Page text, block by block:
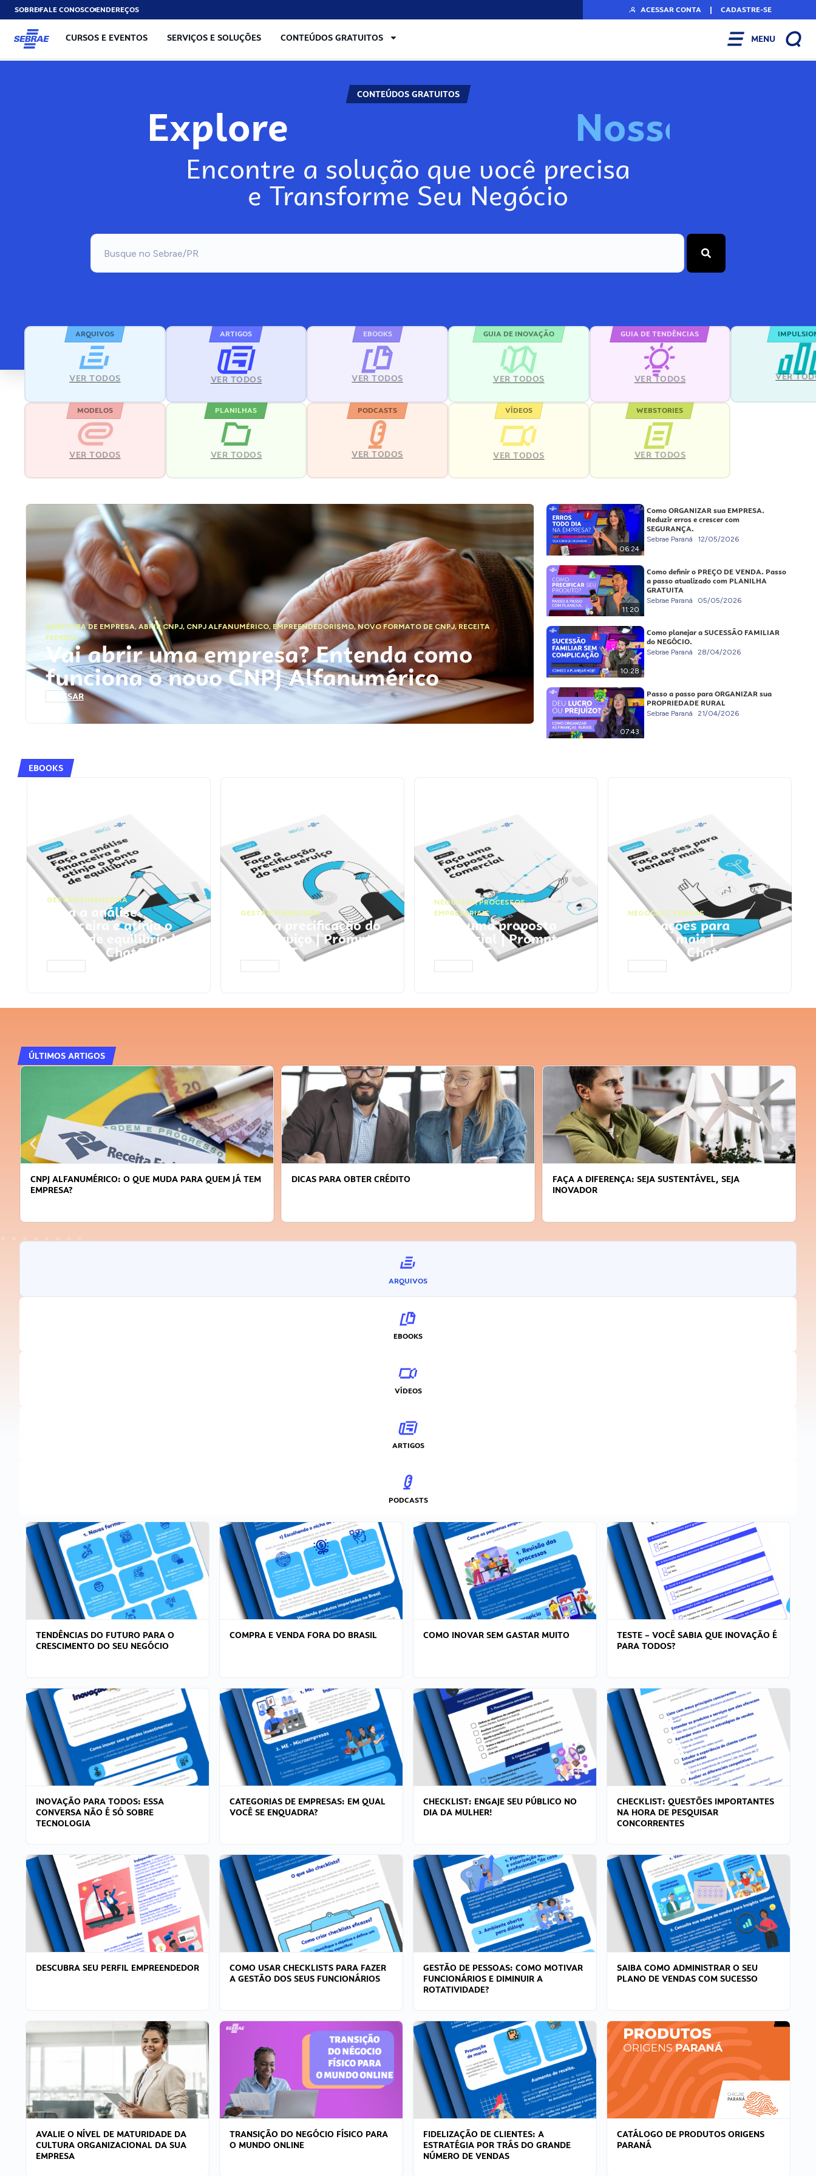
SOBREFALE CONOSCOENDEREÇOS ACESSAR CONTA | CADASTRE-SE
CURSOS E EVENTOS SERVIÇOS E SOLUÇÕES CONTEÚDOS GRATUITOS MENU
CONTEÚDOS GRATUITOS
Explore No
Encontre a solução que você precisa
e Transforme Seu Negócio
ARQUIVOS
VER TODOS
ARTIGOS
VER TODOS
EBOOKS
VER TODOS
GUIA DE INOVAÇÃO
VER TODOS
GUIA DE TENDÊNCIAS
VER TODOS VER
MODELOS
VER TODOS
PLANILHAS
VER TODOS
PODCASTS
VER TODOS
VÍDEOS
VER TODOS
WEBSTORIES
VER TODOS
ABERTURA DE EMPRESA,ABRIR CNPJ, CNPJ ALFANUMÉRICO, EMPREENDEDORISMO,NOVO FORMATO DE CNPJ,RECEITA
FEDERAL
Vai abrir uma empresa? Entenda como
funciona o novo CNPJ Alfanumérico
ACESSAR
06:24
Como ORGANIZAR sua EMPRESA.
Reduzir erros e crescer com
SEGURANÇA.
Sebrae Paraná 12/05/2026
11:20
Como definir o PREÇO DE VENDA. Passo
a passo atualizado com PLANILHA
GRATUITA
Sebrae Paraná 05/05/2026
10:28
Como planejar a SUCESSÃO FAMILIAR
do NEGÓCIO.
Sebrae Paraná 28/04/2026
07:43
Passo a passo para ORGANIZAR sua
PROPRIEDADE RURAL
Sebrae Paraná 21/04/2026
EBOOKS
GESTÃO FINANCEIRA
Faça a análise
financeira e atinja o
ponto de equilíbrio |
Prompts ChatGPT
GESTÃO FINANCEIRA
Faça a precificação do
seu serviço | Prompts
ChatGPT
NEGÓCIOS,PROCESSOS
EMPRESARIAIS
Faça uma proposta
comercial | Prompts
ChatGPT
NEGÓCIOS, VENDAS
Faça ações para
vender mais |
Prompts ChatGPT
ÚLTIMOS ARTIGOS
DICAS PARA OBTER CRÉDITO
FAÇA A DIFERENÇA: SEJA SUSTENTÁVEL, SEJA
APRENDA A GERENCIAR O SEU TEMPO
ARQUIVOS
EBOOKS
VÍDEOS
ARTIGOS
PODCASTS
TENDÊNCIAS DO FUTURO PARA O
CRESCIMENTO DO SEU NEGÓCIO
COMPRA E VENDA FORA DO BRASIL COMO INOVAR SEM GASTAR MUITO
TESTE – VOCÊ SABIA QUE INOVAÇÃO É
PARA TODOS?
INOVAÇÃO PARA TODOS: ESSA
CONVERSA NÃO É SÓ SOBRE
TECNOLOGIA
CATEGORIAS DE EMPRESAS: EM QUAL
VOCÊ SE ENQUADRA?
CHECKLIST: ENGAJE SEU PÚBLICO NO
DIA DA MULHER!
CHECKLIST: QUESTÕES IMPORTANTES
NA HORA DE PESQUISAR
CONCORRENTES
DESCUBRA SEU PERFIL EMPREENDEDOR
COMO USAR CHECKLISTS PARA FAZER
A GESTÃO DOS SEUS FUNCIONÁRIOS
GESTÃO DE PESSOAS: COMO MOTIVAR
FUNCIONÁRIOS E DIMINUIR A
ROTATIVIDADE?
SAIBA COMO ADMINISTRAR O SEU
PLANO DE VENDAS COM SUCESSO
AVALIE O NÍVEL DE MATURIDADE DA
CULTURA ORGANIZACIONAL DA SUA
EMPRESA
TRANSIÇÃO DO NEGÓCIO FÍSICO PARA
O MUNDO ONLINE
FIDELIZAÇÃO DE CLIENTES: A
ESTRATÉGIA POR TRÁS DO GRANDE
NÚMERO DE VENDAS
CATÁLOGO DE PRODUTOS ORIGENS
PARANÁ